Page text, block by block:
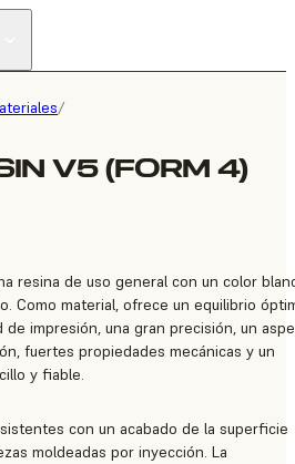
/
V5 (FORM 4)
resina de uso general con un color
Como material, ofrece un equilibrio
de impresión, una gran precisión, un
fuertes propiedades mecánicas y un
y fiable.
con un acabado de la superficie
moldeadas por inyección. La